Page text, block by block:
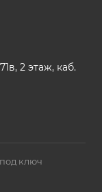
2 этаж, каб.
ключ